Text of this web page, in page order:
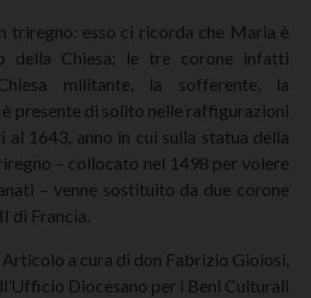
triregno: esso ci ricorda che Maria è
della Chiesa; le tre corone infatti
militante, la sofferente, la
presente di solito nelle raffigurazioni
al 1643, anno in cui sulla statua della
– collocato nel 1498 per volere
– venne sostituito da due corone
di Francia.
Articolo a cura di don Fabrizio Gioiosi,
Diocesano per i Beni Culturali